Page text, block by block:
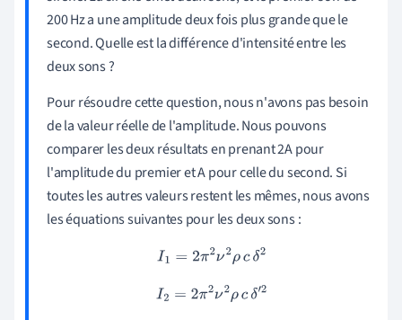
200 Hz a une amplitude deux fois plus grande que le
second. Quelle est la différence d'intensité entre les
deux sons ?
Pour résoudre cette question, nous n'avons pas besoin
de la valeur réelle de l'amplitude. Nous pouvons
comparer les deux résultats en prenant 2A pour
l'amplitude du premier et A pour celle du second. Si
toutes les autres valeurs restent les mêmes, nous avons
les équations suivantes pour les deux sons :
1= 2π2ν2ρcδ2
2= 2π2ν2ρcδ′2